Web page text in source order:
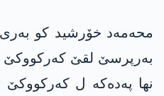
بەرپرسێ لقێ کەرکووکێ
نها په‌ده‌كه‌ ل کەرکووکێ